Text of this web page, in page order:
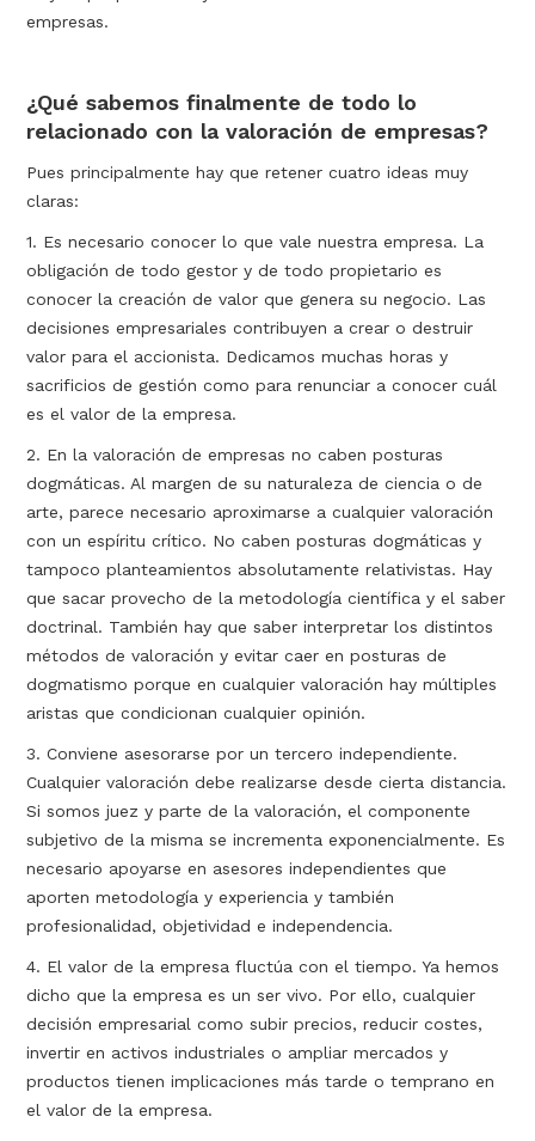
empresas.
¿Qué sabemos finalmente de todo lo
relacionado con la valoración de empresas?
Pues principalmente hay que retener cuatro ideas muy
claras:
1. Es necesario conocer lo que vale nuestra empresa. La
obligación de todo gestor y de todo propietario es
conocer la creación de valor que genera su negocio. Las
decisiones empresariales contribuyen a crear o destruir
valor para el accionista. Dedicamos muchas horas y
sacrificios de gestión como para renunciar a conocer cuál
es el valor de la empresa.
2. En la valoración de empresas no caben posturas
dogmáticas. Al margen de su naturaleza de ciencia o de
arte, parece necesario aproximarse a cualquier valoración
con un espíritu crítico. No caben posturas dogmáticas y
tampoco planteamientos absolutamente relativistas. Hay
que sacar provecho de la metodología científica y el saber
doctrinal. También hay que saber interpretar los distintos
métodos de valoración y evitar caer en posturas de
dogmatismo porque en cualquier valoración hay múltiples
aristas que condicionan cualquier opinión.
3. Conviene asesorarse por un tercero independiente.
Cualquier valoración debe realizarse desde cierta distancia.
Si somos juez y parte de la valoración, el componente
subjetivo de la misma se incrementa exponencialmente. Es
necesario apoyarse en asesores independientes que
aporten metodología y experiencia y también
profesionalidad, objetividad e independencia.
4. El valor de la empresa fluctúa con el tiempo. Ya hemos
dicho que la empresa es un ser vivo. Por ello, cualquier
decisión empresarial como subir precios, reducir costes,
invertir en activos industriales o ampliar mercados y
productos tienen implicaciones más tarde o temprano en
el valor de la empresa.